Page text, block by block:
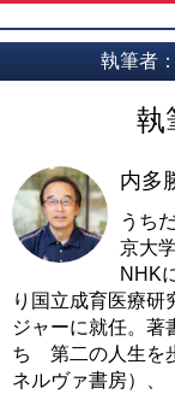
執筆者
執
内多
うち
京大
NHK
り国立成育医療研
ジャーに就任。著
ち 第二の人生を
ネルヴァ書房）、